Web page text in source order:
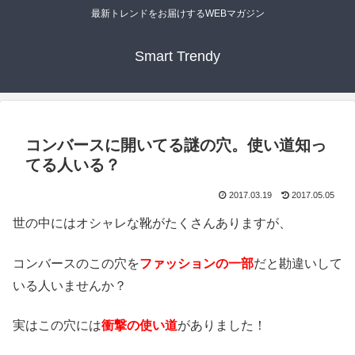
最新トレンドをお届けするWEBマガジン
Smart Trendy
コンバースに開いてる謎の穴。使い道知っ
てる人いる？
2017.03.19 2017.05.05
世の中にはオシャレな靴がたくさんありますが、
コンバースのこの穴をファッションの一部だと勘違いして
いる人いませんか？
実はこの穴には衝撃の使い道がありました！